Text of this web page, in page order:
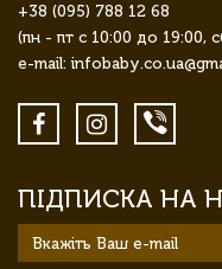
+38 (095) 788 12 68
(пн - пт с 10:00 до 19:00,
e-mail:
ПІДПИСКА НА